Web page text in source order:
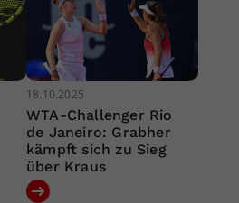
18.10.2025
WTA-Challenger Rio
de Janeiro: Grabher
kämpft sich zu Sieg
über Kraus